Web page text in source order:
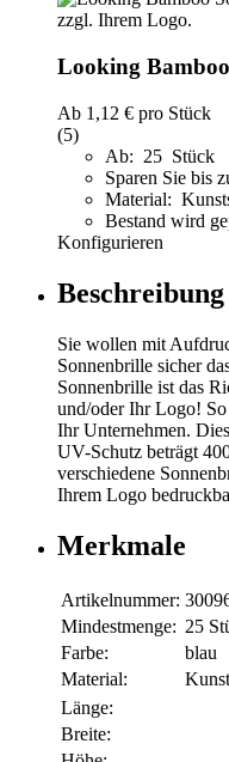
Looking
Ab 1,12 € pro Stück
(5)
Ab: 25 Stück
Sparen Sie bis
Material:
Bestand wird
Konfigurieren
Beschreibung
Sie wollen mit
Sonnenbrille sicher
Sonnenbrille ist das
und/oder Ihr Logo!
Ihr Unternehmen.
UV-Schutz beträgt
verschiedene
Ihrem Logo
Merkmale
Artikelnummer:
Mindestmenge: 25
Farbe:
blau
Material:
Länge:
Breite: